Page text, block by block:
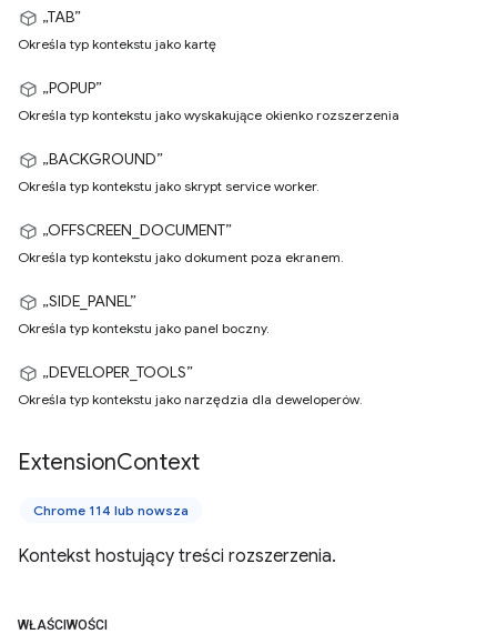
„TAB”
Określa typ kontekstu jako kartę
„POPUP”
Określa typ kontekstu jako wyskakujące okienko rozszerzenia
„BACKGROUND”
Określa typ kontekstu jako skrypt service worker.
„OFFSCREEN_DOCUMENT”
Określa typ kontekstu jako dokument poza ekranem.
„SIDE_PANEL”
Określa typ kontekstu jako panel boczny.
„DEVELOPER_TOOLS”
Określa typ kontekstu jako narzędzia dla deweloperów.
ExtensionContext
Chrome 114 lub nowsza
Kontekst hostujący treści rozszerzenia.
WŁAŚCIWOŚCI